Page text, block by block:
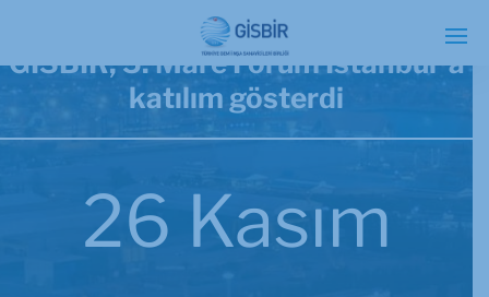
GİSBİR, 5. Mare Forum İstanbul’ a
katılım gösterdi
26 Kasım